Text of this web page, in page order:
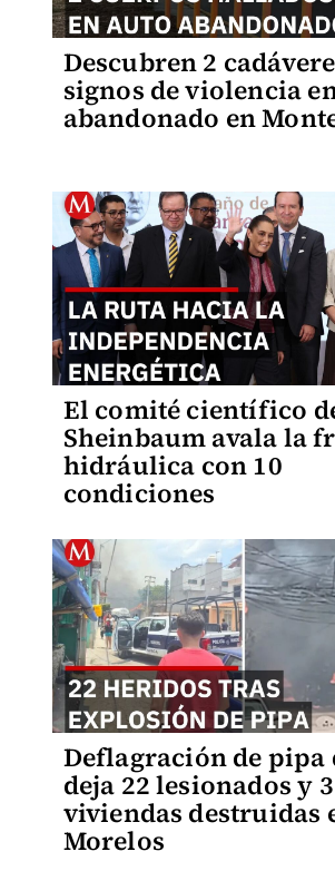
Descubren 2
signos de violencia
abandonado en
El comité científico
Sheinbaum avala la
hidráulica con 10
condiciones
Deflagración de pipa
deja 22 lesionados y 3
viviendas destruidas
Morelos